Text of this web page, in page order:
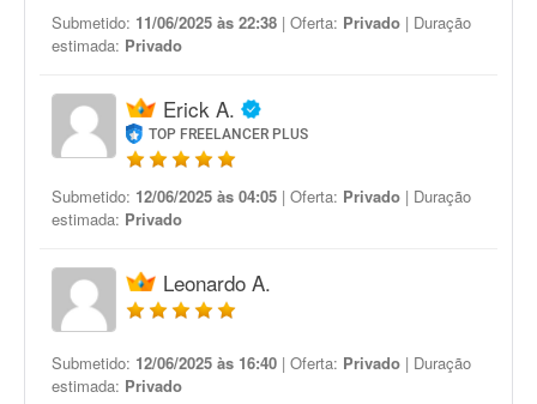
Submetido: 11/06/2025 às 22:38 | Oferta: Privado | Duração
estimada: Privado
Erick A.
TOP FREELANCER PLUS
Submetido: 12/06/2025 às 04:05 | Oferta: Privado | Duração
estimada: Privado
Leonardo A.
Submetido: 12/06/2025 às 16:40 | Oferta: Privado | Duração
estimada: Privado